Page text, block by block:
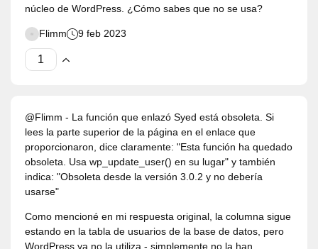
núcleo de WordPress. ¿Cómo sabes que no se usa?
Flimm 9 feb 2023
@Flimm - La función que enlazó Syed está obsoleta. Si
lees la parte superior de la página en el enlace que
proporcionaron, dice claramente: "Esta función ha quedado
obsoleta. Usa wp_update_user() en su lugar" y también
indica: "Obsoleta desde la versión 3.0.2 y no debería
usarse"
Como mencioné en mi respuesta original, la columna sigue
estando en la tabla de usuarios de la base de datos, pero
WordPress ya no la utiliza - simplemente no la han